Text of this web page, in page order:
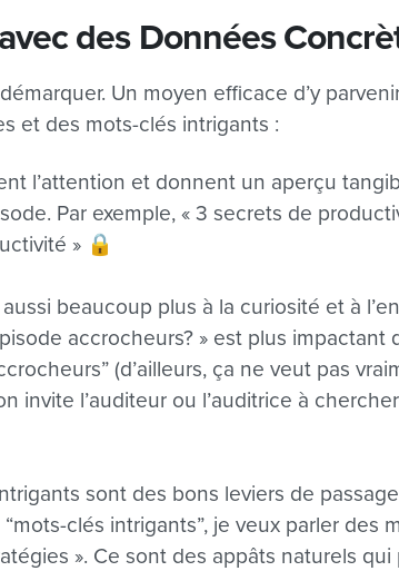
des Données
Un moyen efficace d’y
et des mots-clés intrigants :
l’attention et donnent un aperçu
Par exemple, « 3 secrets de
» 🔒
beaucoup plus à la curiosité et à
accrocheurs? » est plus impactant
(d’ailleurs, ça ne veut pas
invite l’auditeur ou l’auditrice à
sont des bons leviers de
clés intrigants”, je veux parler des
». Ce sont des appâts naturels